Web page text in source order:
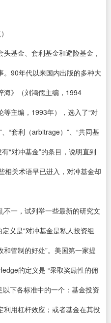
基金、套利基金和避险基金，
。90年代以来国内出版的多种大
海》（刘鸿儒主编，1994
主编，1993年），选入了“对
“套利（arbitrage）”、“共同基
“对冲基金”的条目，说明直到
相关术语早已进入，对冲基金却
不一，试列举一些最新的研究文
义是“对冲基金是私人投资组
管制的好处”。美国第一家提
的定义是 “采取奖励性的佣
下各标准中的一个：基金投资
利用杠杆效应；或者基金在其投